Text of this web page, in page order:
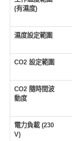
(有濕度)
濕度設定範圍
CO2 設定範圍
CO2 隨時間波
動度
電力負載 (230
V)